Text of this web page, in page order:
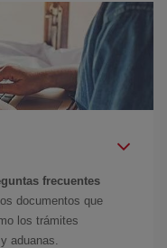
frecuentes
documentos que
los trámites
aduanas.